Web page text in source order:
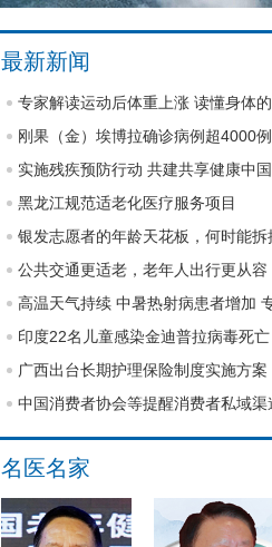
最新新闻
专家解读运动后体重上涨 读懂身体
刚果（金）埃博拉确诊病例超4000例
实施残疾预防行动 共建共享健康中国
黑龙江规范适老化医疗服务项目
银发志愿者的年龄天花板，何时能拆
公共交通更适老，老年人出行更从容
印度22名儿童感染金迪普拉病毒死亡
广西出台长期护理保险制度实施方案
中国消费者协会等提醒消费者私域
名医名家